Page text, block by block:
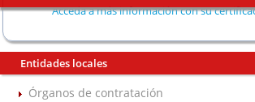
Acceda a más información con su
Entidades locales
Órganos de contratación